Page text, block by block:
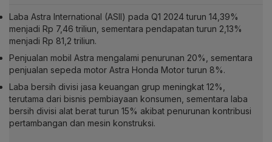
Laba Astra International (ASII) pada Q1 2024 turun 14,39%
menjadi Rp 7,46 triliun, sementara pendapatan turun 2,13%
menjadi Rp 81,2 triliun.
Penjualan mobil Astra mengalami penurunan 20%, sementara
penjualan sepeda motor Astra Honda Motor turun 8%.
Laba bersih divisi jasa keuangan grup meningkat 12%,
terutama dari bisnis pembiayaan konsumen, sementara laba
bersih divisi alat berat turun 15% akibat penurunan kontribusi
pertambangan dan mesin konstruksi.